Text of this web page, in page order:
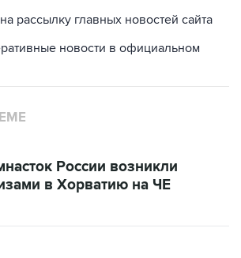
рассылку главных новостей сайта
новости в официальном
России возникли
в Хорватию на ЧЕ